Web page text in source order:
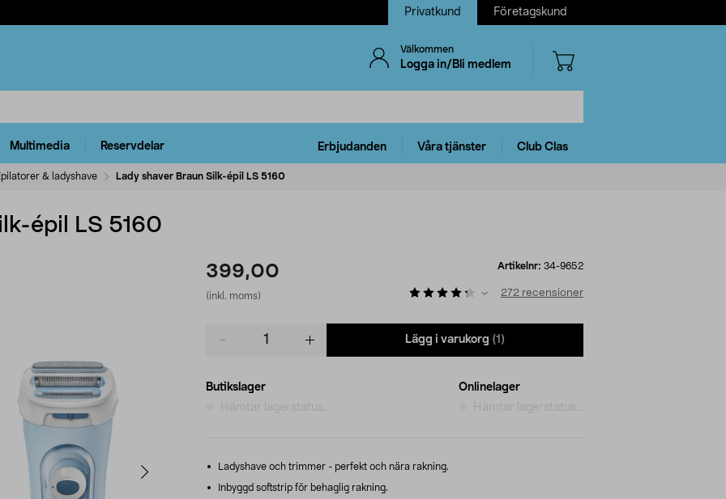
Privatkund Företagskund
Välkommen
Logga in/Bli medlem
Multimedia Reservdelar Erbjudanden Våra tjänster Club Clas
& ladyshave Lady shaver Braun Silk-épil LS 5160
épil LS 5160
399,00
(inkl. moms)
Artikelnr: 34-9652
272 recensioner
Lägg i varukorg (1)
Butikslager
Hämtar lagerstatus...
Onlinelager
Hämtar lagerstatus...
Ladyshave och trimmer - perfekt och nära rakning.
Inbyggd softstrip för behaglig rakning.